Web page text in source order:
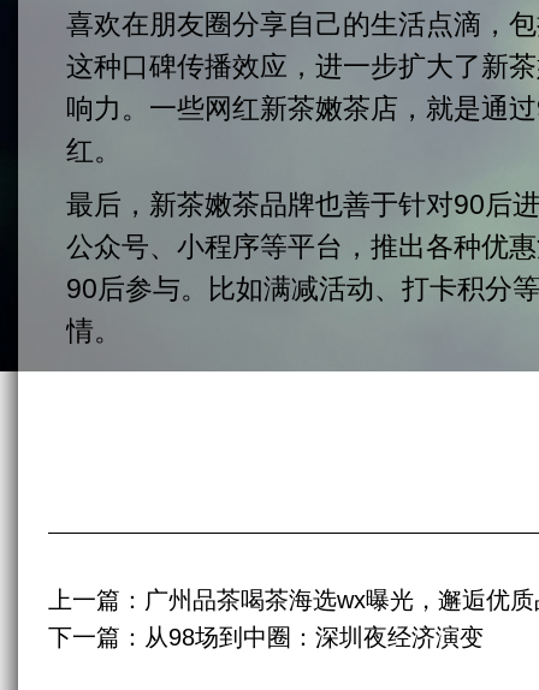
喜欢在朋友圈分享自己的生活点滴，
这种口碑传播效应，进一步扩大了新
响力。一些网红新茶嫩茶店，就是通
红。
最后，新茶嫩茶品牌也善于针对90后
公众号、小程序等平台，推出各种优
90后参与。比如满减活动、打卡积分
情。
上一篇： 广州品茶喝茶海选wx曝光，邂逅优
下一篇： 从98场到中圈：深圳夜经济演变